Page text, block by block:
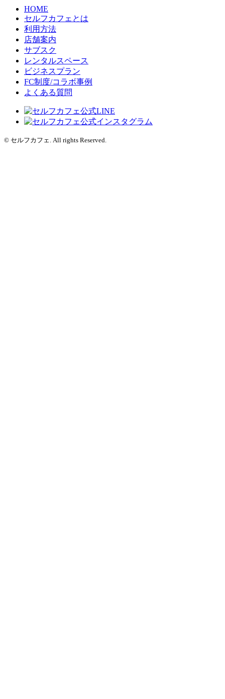
HOME
セルフカフェとは
利用方法
店舗案内
サブスク
レンタルスペース
ビジネスプラン
FC制度/コラボ事例
よくある質問
© セルフカフェ. All rights Reserved.